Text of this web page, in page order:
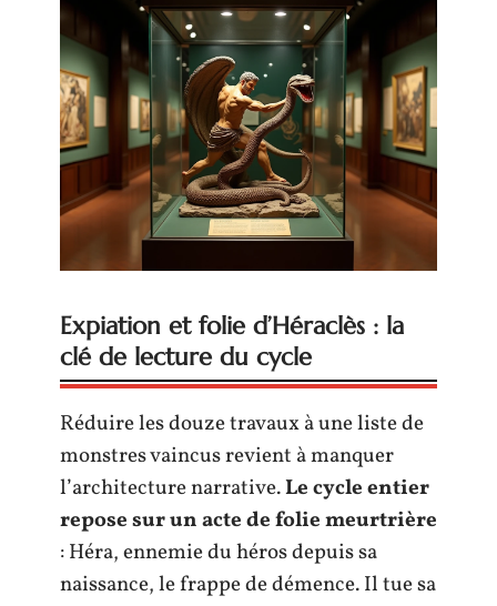
Expiation et folie d’Héraclès : la
clé de lecture du cycle
Réduire les douze travaux à une liste de
monstres vaincus revient à manquer
l’architecture narrative.Le cycle entier
repose sur un acte de folie meurtrière
: Héra, ennemie du héros depuis sa
naissance, le frappe de démence. Il tue sa